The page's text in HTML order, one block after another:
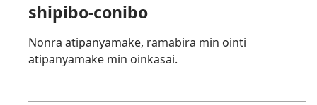
shipibo-conibo
Nonra atipanyamake, ramabira min ointi
atipanyamake min oinkasai.